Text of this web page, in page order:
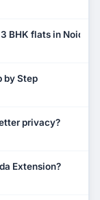
BHK flats in Noida?
by Step
privacy?
Extension?